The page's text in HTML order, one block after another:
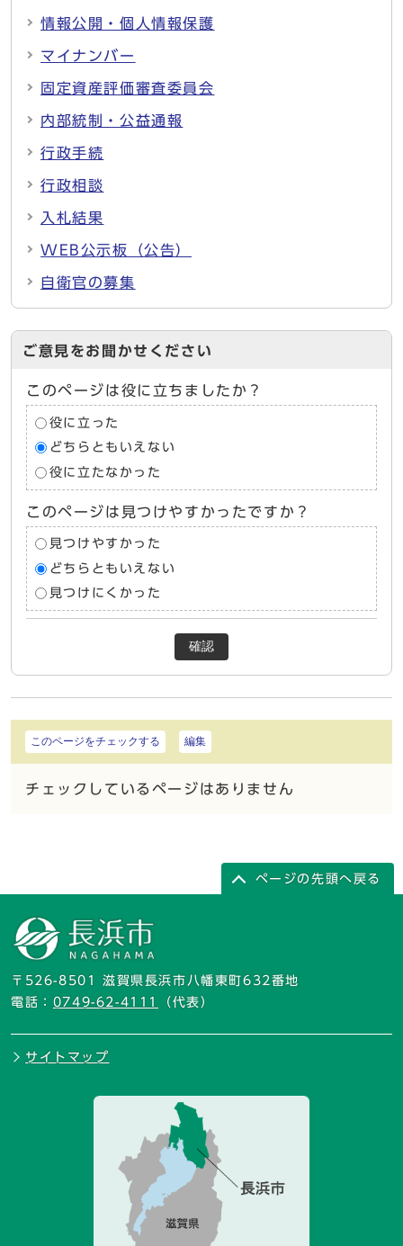
情報公開・個人情報保護
マイナンバー
固定資産評価審査委員会
内部統制・公益通報
行政手続
行政相談
入札結果
WEB公示板（公告）
自衛官の募集
ご意見をお聞かせください
このページは役に立ちましたか？
役に立った
どちらともいえない
役に立たなかった
このページは見つけやすかったですか？
見つけやすかった
どちらともいえない
見つけにくかった
確認
このページをチェックする 編集
チェックしているページはありません
ページの先頭へ戻る
〒526-8501 滋賀県長浜市八幡東町632番地
電話： 0749-62-4111 （代表）
サイトマップ